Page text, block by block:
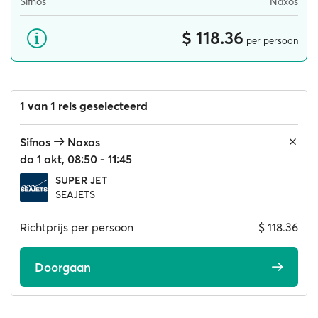
$ 118.36 per persoon
1 van 1 reis geselecteerd
Sifnos
Naxos
do 1 okt, 08:50 - 11:45
SUPER JET
SEAJETS
Richtprijs per persoon $ 118.36
Doorgaan